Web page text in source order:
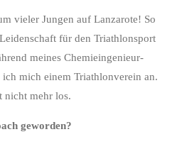
vieler Jungen auf Lanzarote! So
für den Triathlonsport
meines Chemieingenieur-
ich mich einem Triathlonverein an.
nicht mehr los.
geworden?